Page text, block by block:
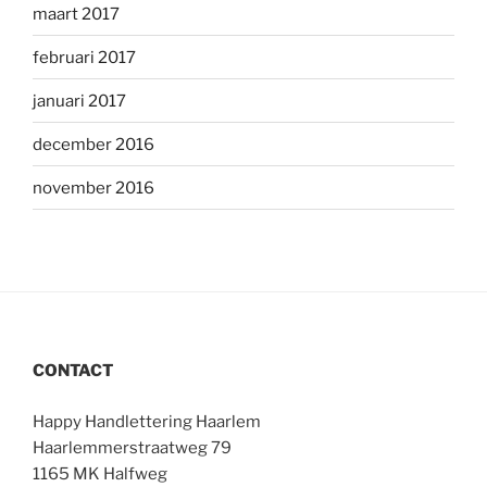
maart 2017
februari 2017
januari 2017
december 2016
november 2016
CONTACT
Happy Handlettering Haarlem
Haarlemmerstraatweg 79
1165 MK Halfweg